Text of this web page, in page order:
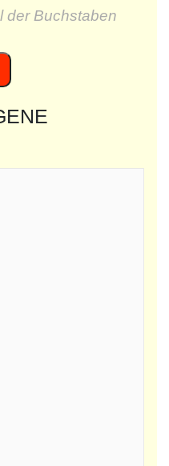
der Buchstaben